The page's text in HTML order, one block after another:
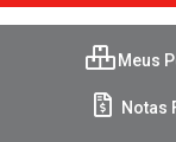
Meus
Notas